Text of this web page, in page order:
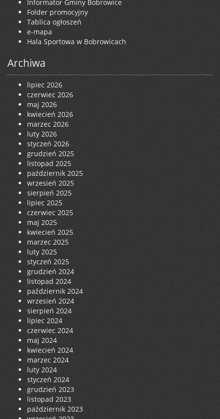
Informator Gminy Bobrowice
Folder promocyjny
Tablica ogłoszeń
e-mapa
Hala Sportowa w Bobrowicach
Archiwa
lipiec 2026
czerwiec 2026
maj 2026
kwiecień 2026
marzec 2026
luty 2026
styczeń 2026
grudzień 2025
listopad 2025
październik 2025
wrzesień 2025
sierpień 2025
lipiec 2025
czerwiec 2025
maj 2025
kwiecień 2025
marzec 2025
luty 2025
styczeń 2025
grudzień 2024
listopad 2024
październik 2024
wrzesień 2024
sierpień 2024
lipiec 2024
czerwiec 2024
maj 2024
kwiecień 2024
marzec 2024
luty 2024
styczeń 2024
grudzień 2023
listopad 2023
październik 2023